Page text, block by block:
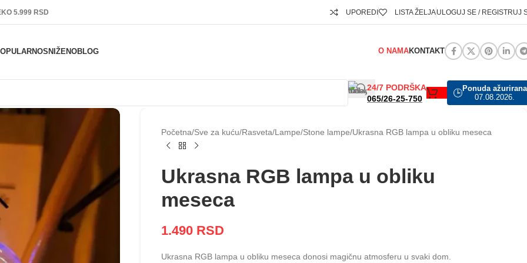
5.999 RSD UPOREDI LISTA ŽELJAULOGUJ SE / REGISTRUJ
SNIŽENOBLOG O NAMAKONTAKT
24/7 PODRŠKA
065/26-25-750
🕒Ponuda ažurirana
07.08.2026.
Početna Sve za kuću Rasveta Lampe Stone lampe Ukrasna RGB lampa u obliku meseca
Ukrasna RGB lampa u obliku
meseca
1.490 RSD
Ukrasna RGB lampa u obliku meseca donosi magičnu atmosferu u svaki dom.